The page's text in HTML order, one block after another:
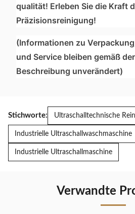
qualität! Erleben Sie die Kraft
Präzisionsreinigung!
(Informationen zu
und Service bleiben gemäß
Beschreibung unverändert)
Stichworte: Ultraschalltechnische
Industrielle Ultraschallwaschmaschine
Industrielle Ultraschallmaschine
Verwandte